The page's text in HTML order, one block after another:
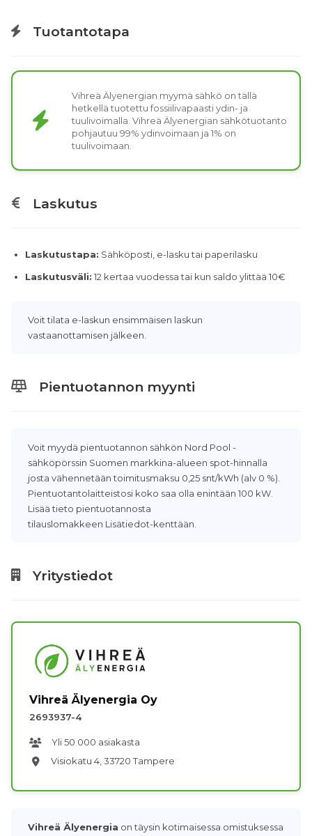
Tuotantotapa
Vihreä Älyenergian myymä sähkö on tällä
hetkellä tuotettu fossiilivapaasti ydin- ja
tuulivoimalla. Vihreä Älyenergian sähkötuotanto
pohjautuu 99% ydinvoimaan ja 1% on
tuulivoimaan.
Laskutus
Laskutustapa: Sähköposti, e-lasku tai paperilasku
Laskutusväli: 12 kertaa vuodessa tai kun saldo ylittää 10€
Voit tilata e-laskun ensimmäisen laskun
vastaanottamisen jälkeen.
Pientuotannon myynti
Voit myydä pientuotannon sähkön Nord Pool -
sähköpörssin Suomen markkina-alueen spot-hinnalla
josta vähennetään toimitusmaksu 0,25 snt/kWh (alv 0 %).
Pientuotantolaitteistosi koko saa olla enintään 100 kW.
Lisää tieto pientuotannosta
tilauslomakkeen Lisätiedot-kenttään.
Yritystiedot
Vihreä Älyenergia Oy
2693937-4
Yli 50 000 asiakasta
Visiokatu 4, 33720 Tampere
Vihreä Älyenergia on täysin kotimaisessa omistuksessa